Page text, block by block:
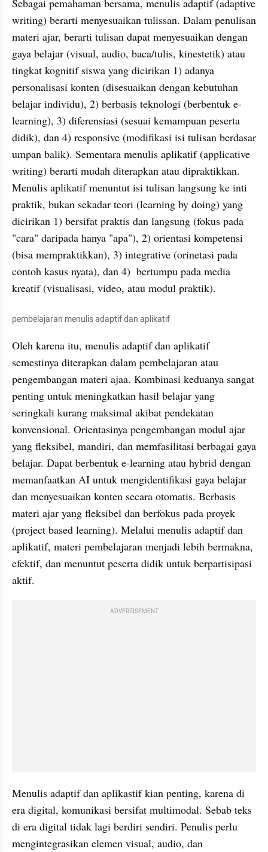
Sebagai pemahaman bersama, menulis adaptif (adaptive
writing) berarti menyesuaikan tulissan. Dalam penulisan
materi ajar, berarti tulisan dapat menyesuaikan dengan
gaya belajar (visual, audio, baca/tulis, kinestetik) atau
tingkat kognitif siswa yang dicirikan 1) adanya
personalisasi konten (disesuaikan dengan kebutuhan
belajar individu), 2) berbasis teknologi (berbentuk e-
learning), 3) diferensiasi (sesuai kemampuan peserta
didik), dan 4) responsive (modifikasi isi tulisan berdasar
umpan balik). Sementara menulis aplikatif (applicative
writing) berarti mudah diterapkan atau dipraktikkan.
Menulis aplikatif menuntut isi tulisan langsung ke inti
praktik, bukan sekadar teori (learning by doing) yang
dicirikan 1) bersifat praktis dan langsung (fokus pada
"cara" daripada hanya "apa"), 2) orientasi kompetensi
(bisa mempraktikkan), 3) integrative (orinetasi pada
contoh kasus nyata), dan 4)  bertumpu pada media
kreatif (visualisasi, video, atau modul praktik).
pembelajaran menulis adaptif dan aplikatif
Oleh karena itu, menulis adaptif dan aplikatif
semestinya diterapkan dalam pembelajaran atau
pengembangan materi ajaa. Kombinasi keduanya sangat
penting untuk meningkatkan hasil belajar yang
seringkali kurang maksimal akibat pendekatan
konvensional. Orientasinya pengembangan modul ajar
yang fleksibel, mandiri, dan memfasilitasi berbagai gaya
belajar. Dapat berbentuk e-learning atau hybrid dengan
memanfaatkan AI untuk mengidentifikasi gaya belajar
dan menyesuaikan konten secara otomatis. Berbasis
materi ajar yang fleksibel dan berfokus pada proyek
(project based learning). Melalui menulis adaptif dan
aplikatif, materi pembelajaran menjadi lebih bermakna,
efektif, dan menuntut peserta didik untuk berpartisipasi
aktif.
ADVERTISEMENT
Menulis adaptif dan aplikastif kian penting, karena di
era digital, komunikasi bersifat multimodal. Sebab teks
di era digital tidak lagi berdiri sendiri. Penulis perlu
mengintegrasikan elemen visual, audio, dan